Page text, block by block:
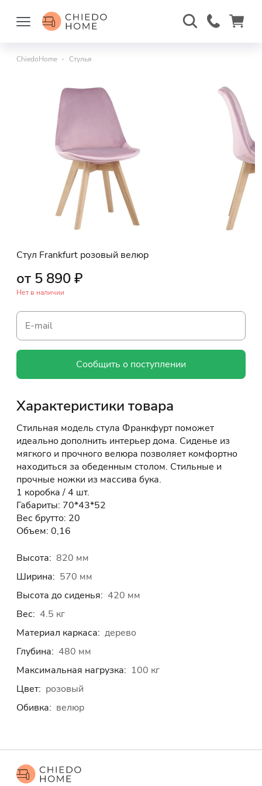
ChiedoHome Стулья
Стул Frankfurt розовый велюр
от 5 890 ₽
Нет в наличии
Сообщить о поступлении
Характеристики товара
Стильная модель стула Франкфурт поможет
идеально дополнить интерьер дома. Сиденье из
мягкого и прочного велюра позволяет комфортно
находиться за обеденным столом. Стильные и
прочные ножки из массива бука.
1 коробка / 4 шт.
Габариты: 70*43*52
Вес брутто: 20
Объем: 0,16
Высота: 820 мм
Ширина: 570 мм
Высота до сиденья: 420 мм
Вес: 4.5 кг
Материал каркаса: дерево
Глубина: 480 мм
Максимальная нагрузка: 100 кг
Цвет: розовый
Обивка: велюр